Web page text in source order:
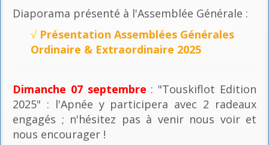
Diaporama présenté à l'Assemblée Générale :
√ Présentation Assemblées Générales
Ordinaire & Extraordinaire 2025
Dimanche 07 septembre : "Touskiflot Edition
2025" : l'Apnée y participera avec 2 radeaux
engagés ; n'hésitez pas à venir nous voir et
nous encourager !